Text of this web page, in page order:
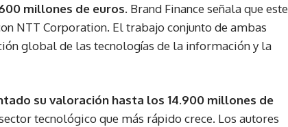
millones de euros. Brand Finance señala que este
NTT Corporation. El trabajo conjunto de ambas
global de las tecnologías de la información y la
su valoración hasta los 14.900 millones de
tecnológico que más rápido crece. Los autores